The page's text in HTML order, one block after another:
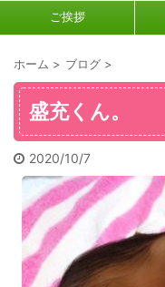
ご挨拶
ホーム > ブログ >
盛充くん。
2020/10/7